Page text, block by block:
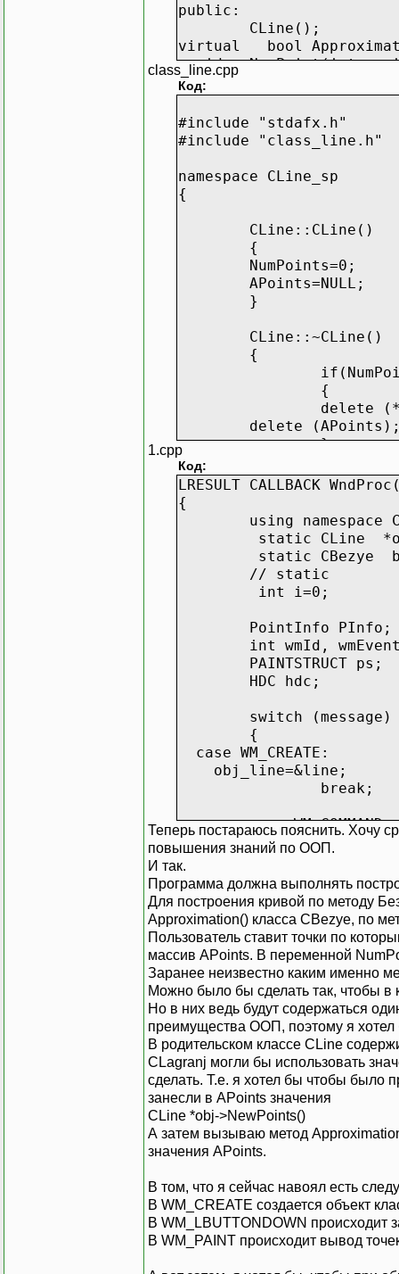
public:
CLine();
virtual bool
void
NewPoint(int
void
~CLine();
class CBezye: public
{
bool
class CLagranj:public
bool
class_line.cpp
Код:
#include "stdafx.h"
#include "class_line.h"
namespace CLine_sp
{
CLine::CLine()
{
NumPoints=0;
APoints=NULL;
}
CLine::~CLine()
{
{
delete
delete
}
}
void
int
int i=0;
{
//int
for(
}
for(i=0;
}
void
1.cpp
Код:
LRESULT CALLBACK
{
using namespace
static CLine
static CBezye
// static
int i=0;
PointInfo PInfo;
int wmId,
PAINTSTRUCT ps;
HDC hdc;
switch (message)
{
case WM_CREATE:
obj_line=&line;
break;
case WM_COMMAND:
wmId =
// Parse
switch
{
case
case
case
{
}
break;
case
obj_line-
Теперь постараюсь пояснить. Хочу
повышения знаний по ООП.
И так.
Программа должна выполнять
Для построения кривой по методу
Approximation() класса CBezye, по
Пользователь ставит точки по
массив APoints. В переменной
Заранее неизвестно каким именно
Можно было бы сделать так, чтобы
Но в них ведь будут содержаться
преимущества ООП, поэтому я хотел
В родительском классе CLine
CLagranj могли бы использовать
сделать. Т.е. я хотел бы чтобы было
занесли в APoints значения
СLine *obj->NewPoints()
А затем вызываю метод
значения APoints.
В том, что я сейчас навоял есть
В WM_CREATE создается объект
В WM_LBUTTONDOWN происходит
В WM_PAINT происходит вывод